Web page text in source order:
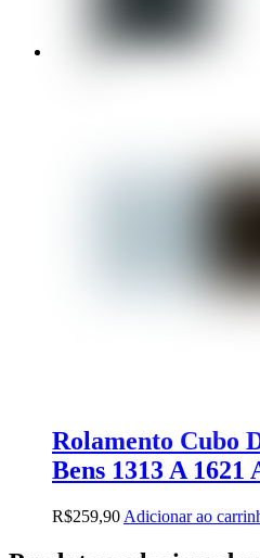
Rolamento Cubo
Bens 1313 A 1621
R$259,90 Adicionar ao